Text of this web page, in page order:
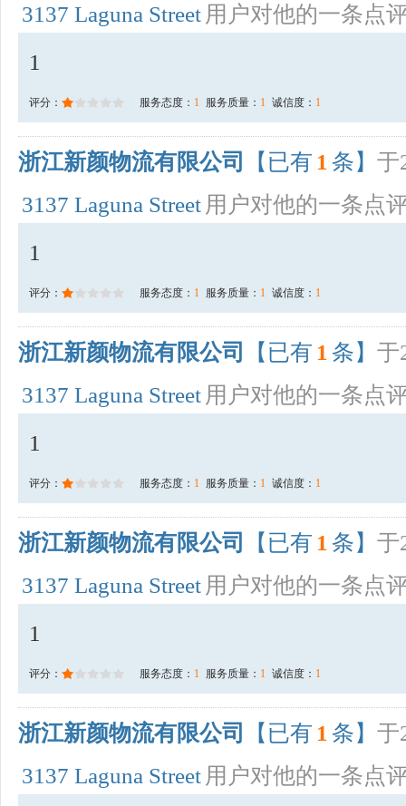
3137 Laguna Street 用户对他的一条点
1
评分： 服务态度： 1 服务质量： 1 诚信度： 1
浙江新颜物流有限公司 【已有 1 条】 于
3137 Laguna Street 用户对他的一条点
1
评分： 服务态度： 1 服务质量： 1 诚信度： 1
浙江新颜物流有限公司 【已有 1 条】 于
3137 Laguna Street 用户对他的一条点
1
评分： 服务态度： 1 服务质量： 1 诚信度： 1
浙江新颜物流有限公司 【已有 1 条】 于
3137 Laguna Street 用户对他的一条点
1
评分： 服务态度： 1 服务质量： 1 诚信度： 1
浙江新颜物流有限公司 【已有 1 条】 于
3137 Laguna Street 用户对他的一条点